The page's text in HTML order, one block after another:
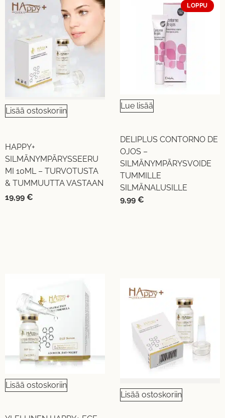
Lisää ostoskoriin
HAPPY+
SILMÄNYMPÄRYSSEERU
MI 10ML – TURVOTUSTA
& TUMMUUTTA VASTAAN
19,99 €
LOPPU
Lue lisää
DELIPLUS CONTORNO DE
OJOS –
SILMÄNYMPÄRYSVOIDE
TUMMILLE
SILMÄNALUSILLE
9,99 €
Lisää ostoskoriin
Lisää ostoskoriin